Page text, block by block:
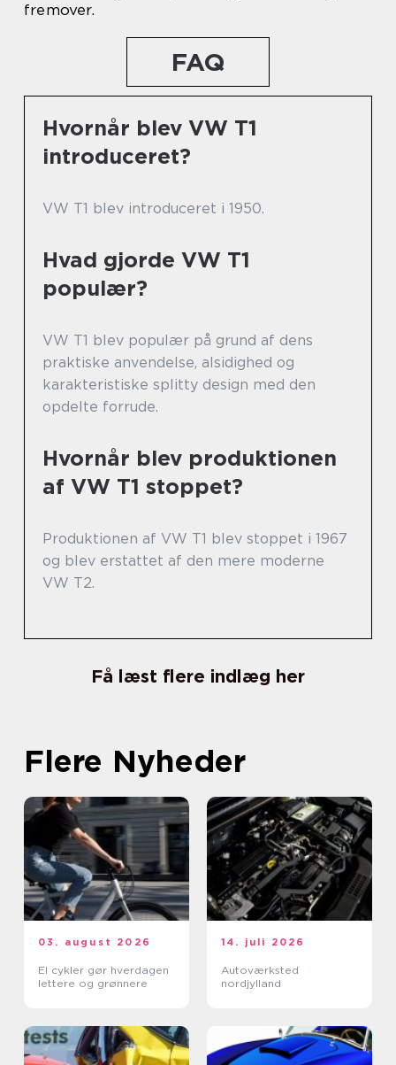
fremover.
FAQ
Hvornår blev VW T1
introduceret?
VW T1 blev introduceret i 1950.
Hvad gjorde VW T1
populær?
VW T1 blev populær på grund af dens
praktiske anvendelse, alsidighed og
karakteristiske splitty design med den
opdelte forrude.
Hvornår blev produktionen
af VW T1 stoppet?
Produktionen af VW T1 blev stoppet i 1967
og blev erstattet af den mere moderne
VW T2.
Få læst flere indlæg her
Flere Nyheder
03. august 2026
El cykler gør hverdagen
lettere og grønnere
14. juli 2026
Autoværksted
nordjylland